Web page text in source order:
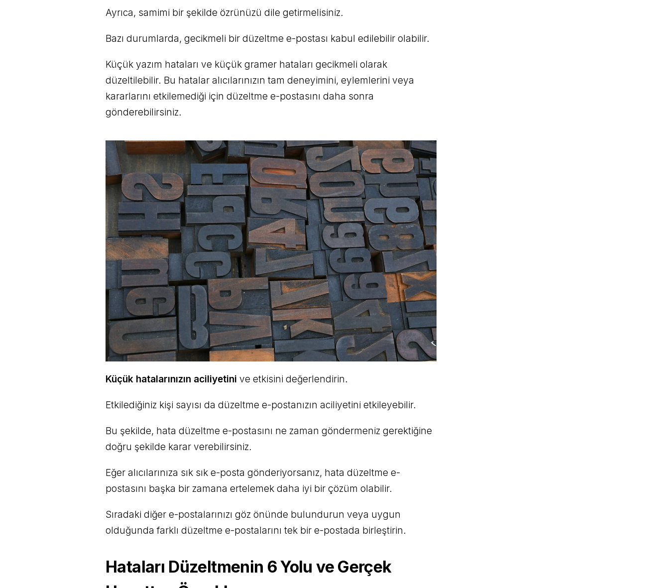
Ayrıca, samimi bir şekilde özrünüzü dile getirmelisiniz.
Bazı durumlarda, gecikmeli bir düzeltme e-postası kabul edilebilir olabilir.
Küçük yazım hataları ve küçük gramer hataları gecikmeli olarak
düzeltilebilir. Bu hatalar alıcılarınızın tam deneyimini, eylemlerini veya
kararlarını etkilemediği için düzeltme e-postasını daha sonra
gönderebilirsiniz.
Küçük hatalarınızın aciliyetini ve etkisini değerlendirin.
Etkilediğiniz kişi sayısı da düzeltme e-postanızın aciliyetini etkileyebilir.
Bu şekilde, hata düzeltme e-postasını ne zaman göndermeniz gerektiğine
doğru şekilde karar verebilirsiniz.
Eğer alıcılarınıza sık sık e-posta gönderiyorsanız, hata düzeltme e-
postasını başka bir zamana ertelemek daha iyi bir çözüm olabilir.
Sıradaki diğer e-postalarınızı göz önünde bulundurun veya uygun
olduğunda farklı düzeltme e-postalarını tek bir e-postada birleştirin.
Hataları Düzeltmenin 6 Yolu ve Gerçek